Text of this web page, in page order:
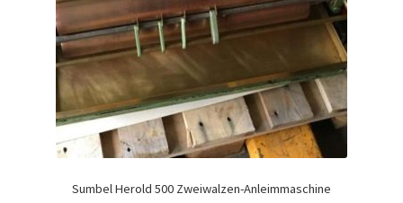
Sumbel Herold 500 Zweiwalzen-Anleimmaschine